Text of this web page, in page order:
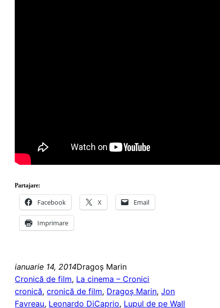
Partajare:
Facebook X Email
Imprimare
ianuarie 14, 2014Dragoş Marin
Cronică de film, La cinema – Cronici
cronică, cronică de film, Dragoş Marin, Jon
Favreau, Leonardo DiCaprio, Lupul de pe Wall